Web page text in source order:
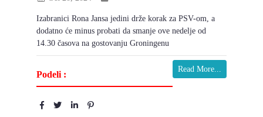
Izabranici Rona Jansa jedini drže korak za PSV-om, a
dodatno će minus probati da smanje ove nedelje od
14.30 časova na gostovanju Groningenu
Read More...
Podeli :